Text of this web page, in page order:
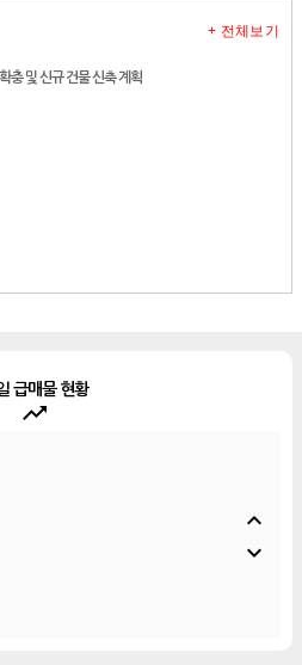
충 및 신규 건물 신축 계획
+ 전체보기
급매물 현황
trending_up
expand_less
expand_more